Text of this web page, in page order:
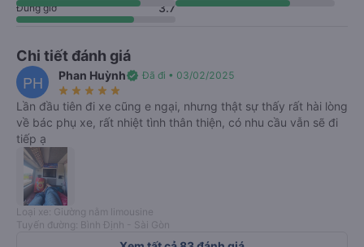
Đúng giờ 3.7
Chi tiết đánh giá
PH Phan Huỳnhverified Đã đi • 03/02/2025
star_rate star_rate star_rate star_rate star_rate
Lần đầu tiên đi xe cũng e ngại, nhưng thật sự thấy rất hài lòng
về bác phụ xe, rất nhiệt tình thân thiện, có nhu cầu vẫn sẽ đi
tiếp ạ
Loại xe: Giường nằm limousine
Tuyến đường: Bình Định - Sài Gòn